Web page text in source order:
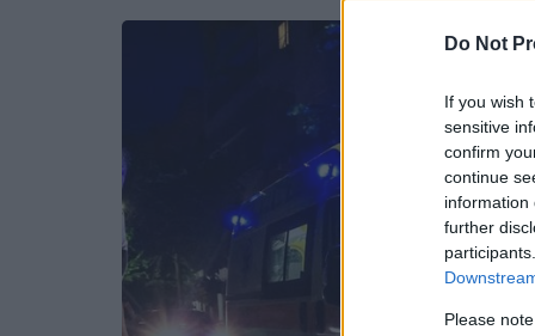
Do Not
If you wish
sensitive
confirm
continue
information
further
Please